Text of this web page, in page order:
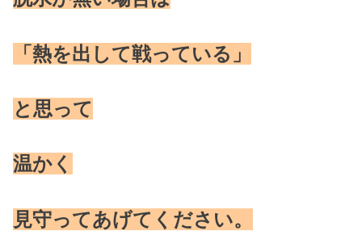
「熱を出して戦っている」
と思って
温かく
見守ってあげてください。